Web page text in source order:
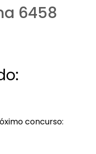
6458
concurso: